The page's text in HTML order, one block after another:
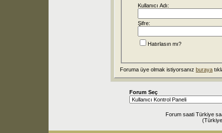
Kullanıcı Adı:
Şifre:
Hatırlasın mı?
Foruma üye olmak istiyorsanız buraya
Forum Seç
Forum saati Türkiye